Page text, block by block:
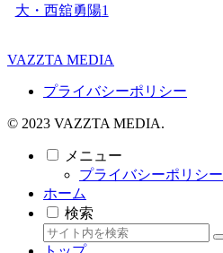
大・西舘勇陽1
VAZZTA MEDIA
プライバシーポリシー
© 2023 VAZZTA MEDIA.
メニュー
プライバシーポリシー
ホーム
検索